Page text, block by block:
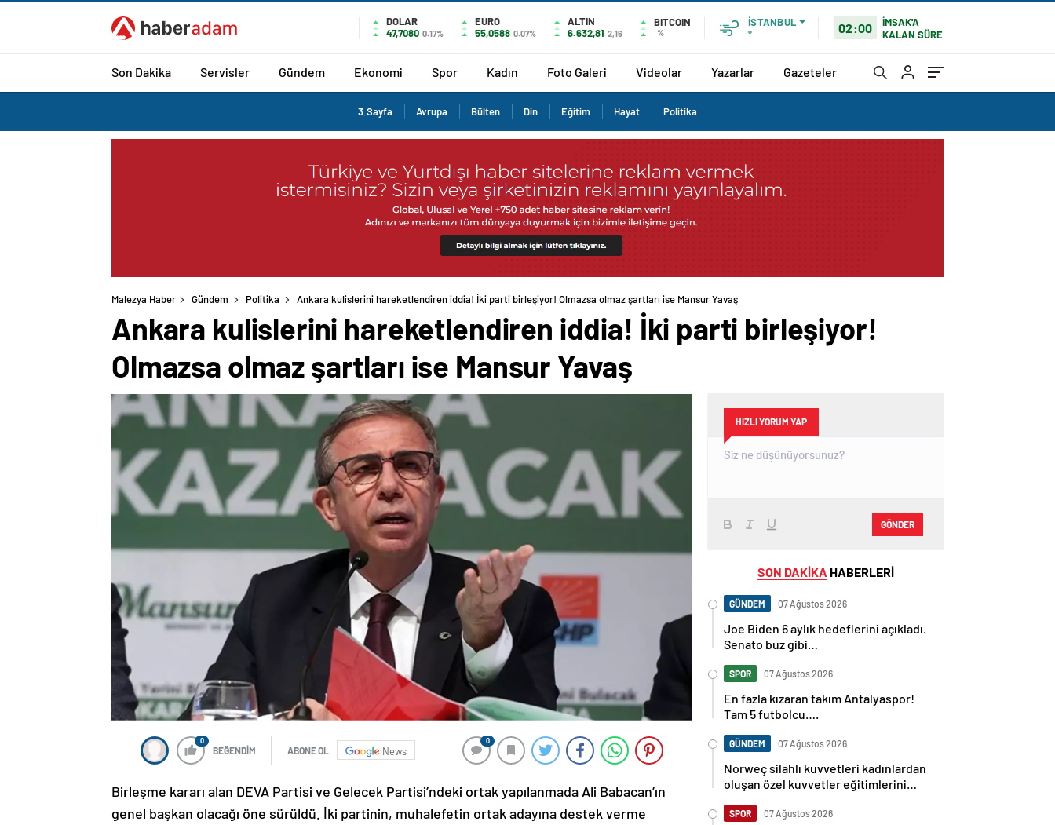
DOLAR
47,7080 0.17%
EURO
55,0588 0.07%
ALTIN
6.632,81 2,16
BITCOIN
%
İSTANBUL
°
02:00
İMSAK'A
KALAN SÜRE
Son Dakika Servisler Gündem Ekonomi Spor Kadın Foto Galeri Videolar Yazarlar Gazeteler
3.Sayfa Avrupa Bülten Din Eğitim Hayat Politika
Malezya Haber Gündem Politika Ankara kulislerini hareketlendiren iddia! İki parti birleşiyor! Olmazsa olmaz şartları ise Mansur Yavaş
Ankara kulislerini hareketlendiren iddia! İki parti birleşiyor!
Olmazsa olmaz şartları ise Mansur Yavaş
0
BEĞENDİM ABONE OL News
0
Birleşme kararı alan DEVA Partisi ve Gelecek Partisi’ndeki ortak yapılanmada Ali Babacan’ın
genel başkan olacağı öne sürüldü. İki partinin, muhalefetin ortak adayına destek verme
HIZLI YORUM YAP
GÖNDER
SON DAKİKA HABERLERİ
GÜNDEM 07 Ağustos 2026
Joe Biden 6 aylık hedeflerini açıkladı.
Senato buz gibi…
SPOR 07 Ağustos 2026
En fazla kızaran takım Antalyaspor!
Tam 5 futbolcu….
GÜNDEM 07 Ağustos 2026
Norweç silahlı kuvvetleri kadınlardan
oluşan özel kuvvetler eğitimlerini
SPOR 07 Ağustos 2026